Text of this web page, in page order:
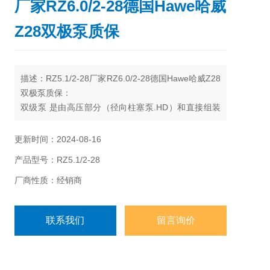
厂家RZ6.0/2-28德国Hawe哈威
Z28双极泵质保
描述：RZ5.1/2-28厂家RZ6.0/2-28德国Hawe哈威Z28
双极泵质保：
双级泵 是由高压部分（径向柱塞泵.HD）和直接组装
一台通过法兰和联轴器与泵连接的电动机进行。
更新时间：2024-08-16
产品型号：RZ5.1/2-28
厂商性质：经销商
联系我们 留言询价